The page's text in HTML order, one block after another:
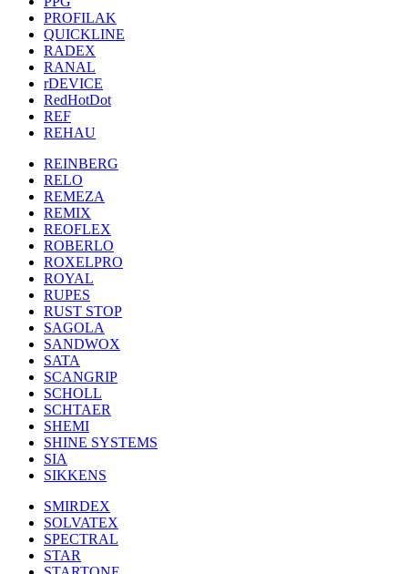
PROFILAK
QUICKLINE
RADEX
RANAL
rDEVICE
RedHotDot
REF
REHAU
REINBERG
RELO
REMEZA
REMIX
REOFLEX
ROBERLO
ROXELPRO
ROYAL
RUPES
RUST STOP
SAGOLA
SANDWOX
SATA
SCANGRIP
SCHOLL
SCHTAER
SHEMI
SHINE SYSTEMS
SIA
SIKKENS
SMIRDEX
SOLVATEX
SPECTRAL
STAR